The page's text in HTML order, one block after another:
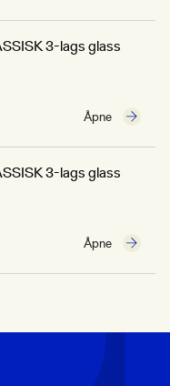
3-lags glass
Åpne
3-lags glass
Åpne